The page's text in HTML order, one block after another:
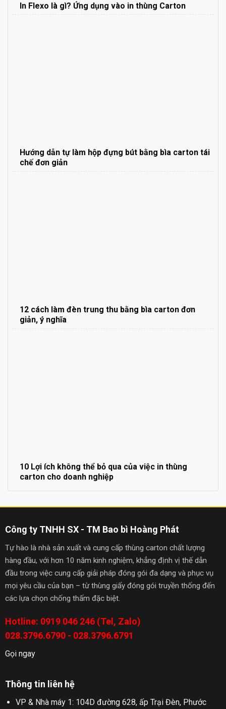
In Flexo là gì? Ứng dụng vào in thùng Carton
Hướng dẫn tự làm hộp đựng bút bằng bìa carton tái
chế đơn giản
12 cách làm đèn trung thu bằng bìa carton đơn
giản, ý nghĩa
10 Lợi ích không thể bỏ qua của việc in thùng
carton cho doanh nghiệp
Công ty TNHH SX - TM Bao bì Hoàng Phát
Tự hào là nhà sản xuất và cung cấp thùng carton chất lượng
hàng đầu, với hơn 10 năm kinh nghiệm, khẳng định vị thế dẫn
đầu trong việc cung cấp giải pháp đóng gói đa dạng và phục vụ
mọi yêu cầu của bạn – từ thùng giấy đóng gói truyền thống đến
các lựa chọn chống thấm đặc biệt.
Hotline: 0919 046 246 (Tel, Zalo)
028.3796.6790 - 028.3796.6791
Gọi ngay
Thông tin liên hệ
VP & Nhà máy 1: 104D đường 628, ấp Trại Đèn, Phước